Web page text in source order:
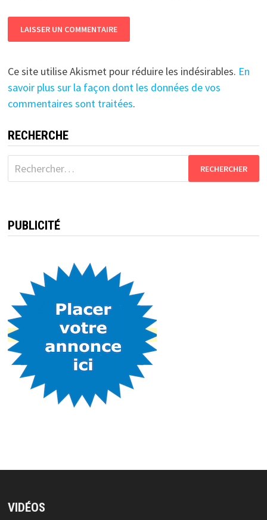
Ce site utilise Akismet pour réduire les indésirables. En
savoir plus sur la façon dont les données de vos
commentaires sont traitées.
RECHERCHE
Rechercher :
PUBLICITÉ
VIDÉOS